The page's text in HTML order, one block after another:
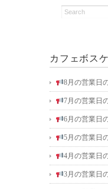
カフェボス
8月の営業日
7月の営業日
6月の営業日
5月の営業日
4月の営業日
3月の営業日